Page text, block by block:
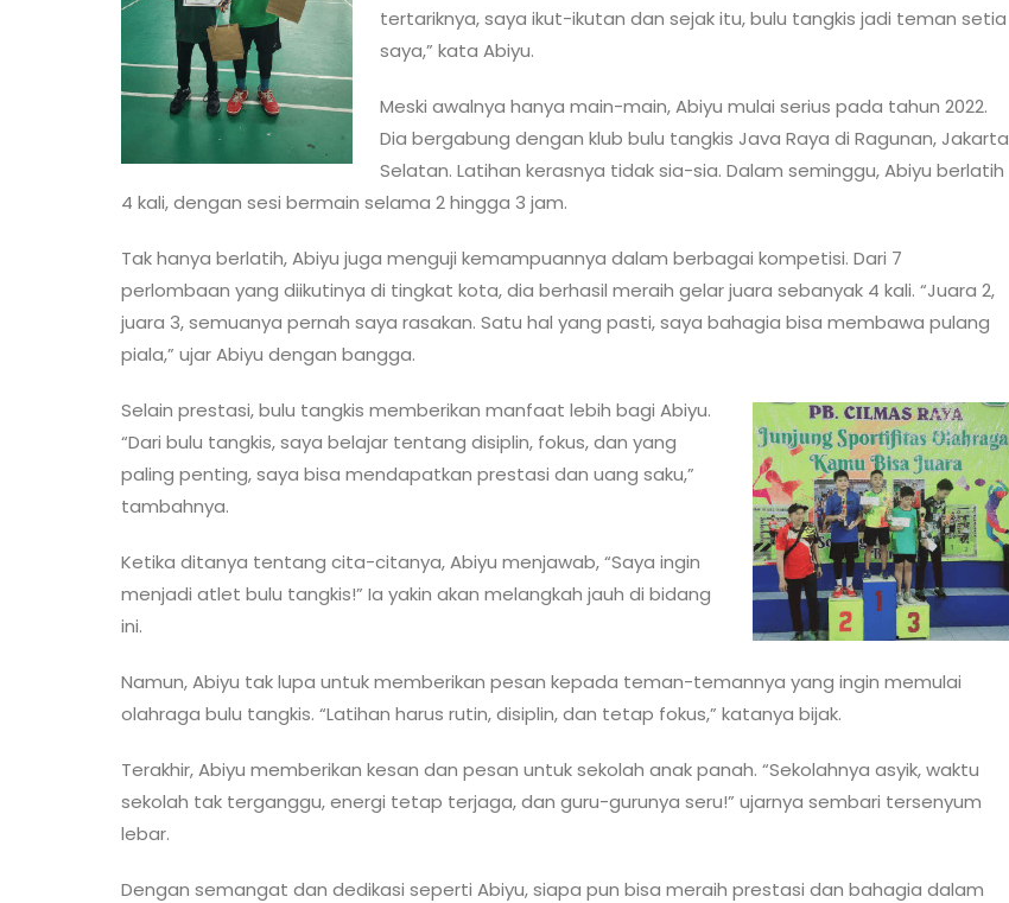
tertariknya, saya ikut-ikutan dan sejak itu, bulu tangkis jadi teman setia
saya,” kata Abiyu.
Meski awalnya hanya main-main, Abiyu mulai serius pada tahun 2022.
Dia bergabung dengan klub bulu tangkis Java Raya di Ragunan, Jakarta
Selatan. Latihan kerasnya tidak sia-sia. Dalam seminggu, Abiyu berlatih
4 kali, dengan sesi bermain selama 2 hingga 3 jam.
Tak hanya berlatih, Abiyu juga menguji kemampuannya dalam berbagai kompetisi. Dari 7
perlombaan yang diikutinya di tingkat kota, dia berhasil meraih gelar juara sebanyak 4 kali. “Juara 2,
juara 3, semuanya pernah saya rasakan. Satu hal yang pasti, saya bahagia bisa membawa pulang
piala,” ujar Abiyu dengan bangga.
Selain prestasi, bulu tangkis memberikan manfaat lebih bagi Abiyu.
“Dari bulu tangkis, saya belajar tentang disiplin, fokus, dan yang
paling penting, saya bisa mendapatkan prestasi dan uang saku,”
tambahnya.
Ketika ditanya tentang cita-citanya, Abiyu menjawab, “Saya ingin
menjadi atlet bulu tangkis!” Ia yakin akan melangkah jauh di bidang
ini.
Namun, Abiyu tak lupa untuk memberikan pesan kepada teman-temannya yang ingin memulai
olahraga bulu tangkis. “Latihan harus rutin, disiplin, dan tetap fokus,” katanya bijak.
Terakhir, Abiyu memberikan kesan dan pesan untuk sekolah anak panah. “Sekolahnya asyik, waktu
sekolah tak terganggu, energi tetap terjaga, dan guru-gurunya seru!” ujarnya sembari tersenyum
lebar.
Dengan semangat dan dedikasi seperti Abiyu, siapa pun bisa meraih prestasi dan bahagia dalam